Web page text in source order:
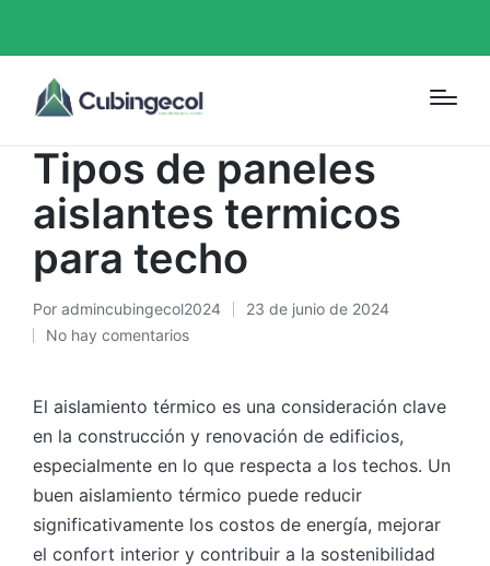
Guias
Tipos de paneles
aislantes termicos
para techo
Por admincubingecol2024
23 de junio de 2024
No hay comentarios
El aislamiento térmico es una consideración clave
en la construcción y renovación de edificios,
especialmente en lo que respecta a los techos. Un
buen aislamiento térmico puede reducir
significativamente los costos de energía, mejorar
el confort interior y contribuir a la sostenibilidad